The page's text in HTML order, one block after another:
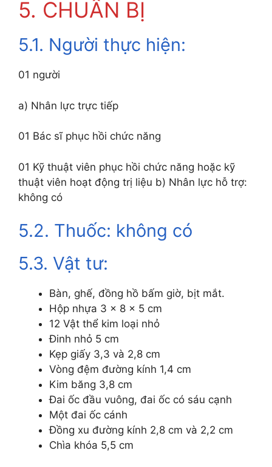
5. CHUẨN BỊ
5.1. Người thực hiện:
01 người
a) Nhân lực trực tiếp
01 Bác sĩ phục hồi chức năng
01 Kỹ thuật viên phục hồi chức năng hoặc kỹ
thuật viên hoạt động trị liệu b) Nhân lực hỗ trợ:
không có
5.2. Thuốc: không có
5.3. Vật tư:
Bàn, ghế, đồng hồ bấm giờ, bịt mắt.
Hộp nhựa 3 x 8 x 5 cm
12 Vật thể kim loại nhỏ
Đinh nhỏ 5 cm
Kẹp giấy 3,3 và 2,8 cm
Vòng đệm đường kính 1,4 cm
Kim băng 3,8 cm
Đai ốc đầu vuông, đai ốc có sáu cạnh
Một đai ốc cánh
Đồng xu đường kính 2,8 cm và 2,2 cm
Chìa khóa 5,5 cm